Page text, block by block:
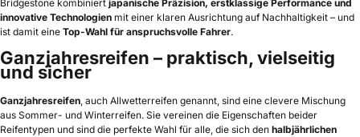
Bridgestone kombiniert japanische Präzision, erstklassige Performance und
innovative Technologien mit einer klaren Ausrichtung auf Nachhaltigkeit – und
ist damit eine Top-Wahl für anspruchsvolle Fahrer.
Ganzjahresreifen – praktisch, vielseitig
und sicher
Ganzjahresreifen, auch Allwetterreifen genannt, sind eine clevere Mischung
aus Sommer- und Winterreifen. Sie vereinen die Eigenschaften beider
Reifentypen und sind die perfekte Wahl für alle, die sich den halbjährlichen